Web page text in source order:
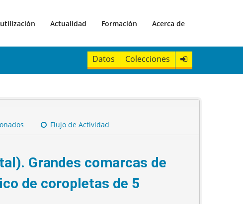
Actualidad Formación Acerca de
Datos Colecciones
Flujo de Actividad
Grandes comarcas de
de coropletas de 5